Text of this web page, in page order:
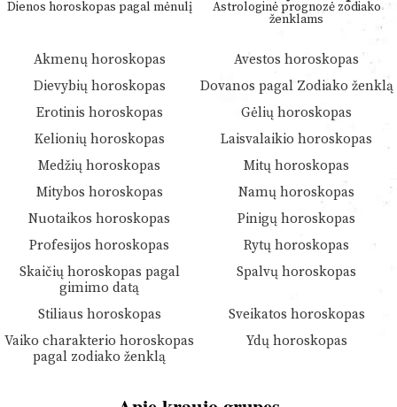
Dienos horoskopas pagal mėnulį Astrologinė prognozė zodiako
ženklams
Akmenų horoskopas
Avestos horoskopas
Dievybių horoskopas
Dovanos pagal Zodiako ženklą
Erotinis horoskopas
Gėlių horoskopas
Kelionių horoskopas
Laisvalaikio horoskopas
Medžių horoskopas
Mitų horoskopas
Mitybos horoskopas
Namų horoskopas
Nuotaikos horoskopas
Pinigų horoskopas
Profesijos horoskopas
Rytų horoskopas
Skaičių horoskopas pagal
gimimo datą
Spalvų horoskopas
Stiliaus horoskopas
Sveikatos horoskopas
Vaiko charakterio horoskopas
pagal zodiako ženklą
Ydų horoskopas